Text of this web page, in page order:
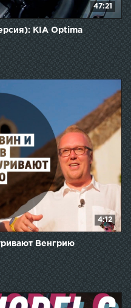
47:21
KIA Optima
4:12
Венгрию